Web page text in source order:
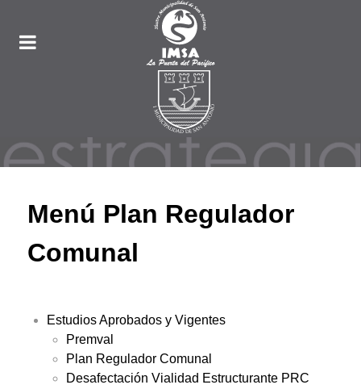
Menú Plan Regulador
Comunal
Estudios Aprobados y Vigentes
Premval
Plan Regulador Comunal
Desafectación Vialidad Estructurante PRC